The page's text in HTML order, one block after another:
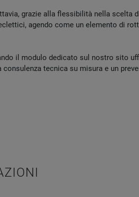
grazie alla flessibilità nella scelta
agendo come un elemento di
il modulo dedicato sul nostro sito
tecnica su misura e un